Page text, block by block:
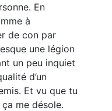
En
à
de con par
une légion
un peu inquiet
d’un
Et vu que tu
me désole.